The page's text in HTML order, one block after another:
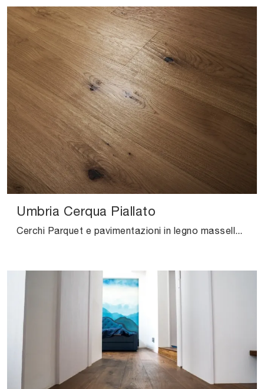
Umbria Cerqua Piallato
Cerchi Parquet e pavimentazioni in legno massello? Eccoti la soluzione Umbria Cerqua Piallato di Salis: ti aspetta nel nostro showroom!